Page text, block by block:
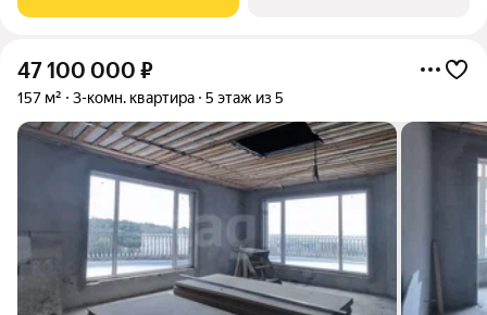
ЮгСтройИнвест. Локация экологически
47 100 000 ₽
157 м² 3-комн. квартира 5 этаж из 5